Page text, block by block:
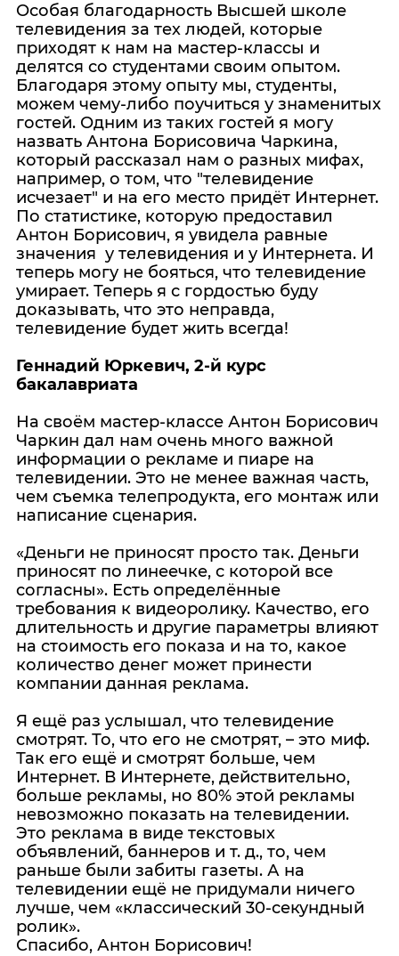
Особая благодарность Высшей школе
телевидения за тех людей, которые
приходят к нам на мастер-классы и
делятся со студентами своим опытом.
Благодаря этому опыту мы, студенты,
можем чему-либо поучиться у знаменитых
гостей. Одним из таких гостей я могу
назвать Антона Борисовича Чаркина,
который рассказал нам о разных мифах,
например, о том, что "телевидение
исчезает" и на его место придёт Интернет.
По статистике, которую предоставил
Антон Борисович, я увидела равные
значения у телевидения и у Интернета. И
теперь могу не бояться, что телевидение
умирает. Теперь я с гордостью буду
доказывать, что это неправда,
телевидение будет жить всегда!
Геннадий Юркевич, 2-й курс
бакалавриата
На своём мастер-классе Антон Борисович
Чаркин дал нам очень много важной
информации о рекламе и пиаре на
телевидении. Это не менее важная часть,
чем съемка телепродукта, его монтаж или
написание сценария.
«Деньги не приносят просто так. Деньги
приносят по линеечке, с которой все
согласны». Есть определённые
требования к видеоролику. Качество, его
длительность и другие параметры влияют
на стоимость его показа и на то, какое
количество денег может принести
компании данная реклама.
Я ещё раз услышал, что телевидение
смотрят. То, что его не смотрят, – это миф.
Так его ещё и смотрят больше, чем
Интернет. В Интернете, действительно,
больше рекламы, но 80% этой рекламы
невозможно показать на телевидении.
Это реклама в виде текстовых
объявлений, баннеров и т. д., то, чем
раньше были забиты газеты. А на
телевидении ещё не придумали ничего
лучше, чем «классический 30-секундный
ролик».
Спасибо, Антон Борисович!